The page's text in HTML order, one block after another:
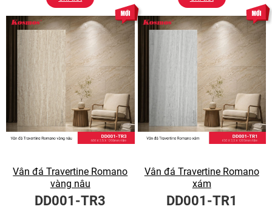
Vân đá Travertine Romano
vàng nâu
DD001-TR3
Vân đá Travertine Romano
xám
DD001-TR1